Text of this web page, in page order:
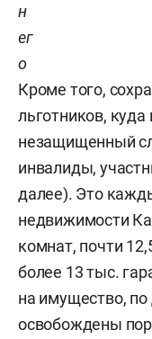
н
ег
о
Кроме того,
льготников,
незащищенный
инвалиды,
далее). Это
недвижимости
комнат, почти
более 13 тыс.
на имущество,
освобождены